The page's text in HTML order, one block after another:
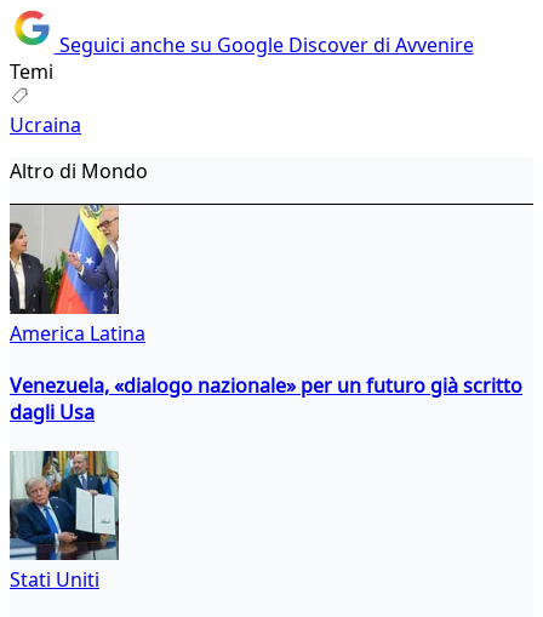
Seguici anche su Google Discover di Avvenire
Temi
Ucraina
Altro di Mondo
America Latina
Venezuela, «dialogo nazionale» per un futuro già scritto
dagli Usa
Stati Uniti